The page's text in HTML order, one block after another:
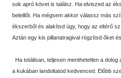
sok apró követ is találsz. Ha elviszed az
beleillőt. Ha mégsem akkor válassz más
ékszerből és alakítsd úgy, hogy az eltérő
Aztán egy kis pillanatragival rögzítsd őket
Ha totálisan, teljesen menthetetlen a
a kukában landoltatod kedvenced. Előbb